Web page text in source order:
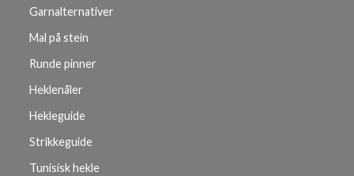
Garnalternativer
Mal på stein
Runde pinner
Heklenåler
Hekleguide
Strikkeguide
Tunisisk hekle